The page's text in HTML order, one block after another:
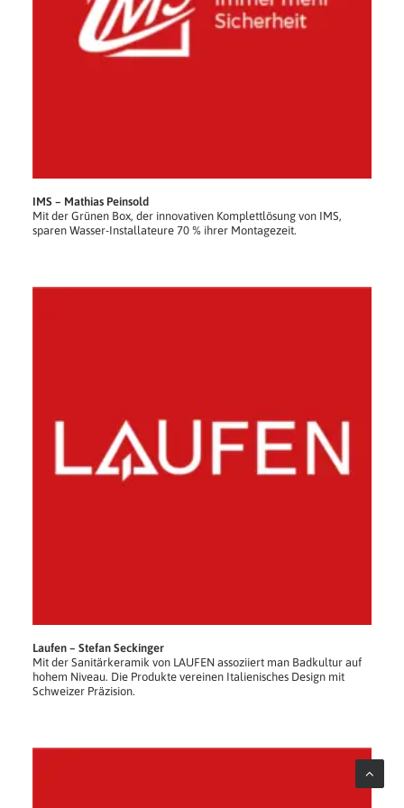
IMS – Mathias Peinsold
Mit der Grünen Box, der innovativen Komplettlösung von IMS,
sparen Wasser-Installateure 70 % ihrer Montagezeit.
Laufen – Stefan Seckinger
Mit der Sanitärkeramik von LAUFEN assoziiert man Badkultur auf
hohem Niveau. Die Produkte vereinen Italienisches Design mit
Schweizer Präzision.